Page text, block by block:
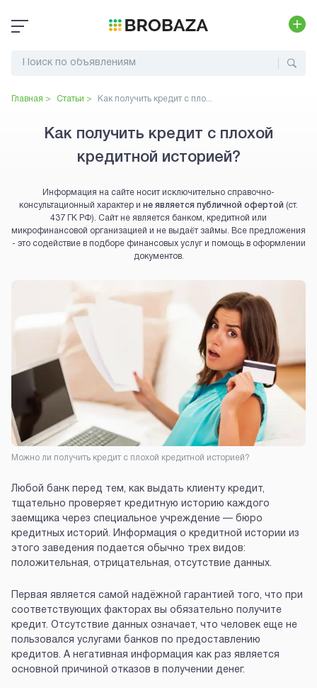
Главная > Статьи > Как получить кредит с пло...
Как получить кредит с плохой
кредитной историей?
Информация на сайте носит исключительно справочно-
консультационный характер и не является публичной офертой (ст.
437 ГК РФ). Сайт не является банком, кредитной или
микрофинансовой организацией и не выдаёт займы. Все предложения
- это содействие в подборе финансовых услуг и помощь в оформлении
документов.
Можно ли получить кредит с плохой кредитной историей?
Любой банк перед тем, как выдать клиенту кредит,
тщательно проверяет кредитную историю каждого
заемщика через специальное учреждение — бюро
кредитных историй. Информация о кредитной истории из
этого заведения подается обычно трех видов:
положительная, отрицательная, отсутствие данных.
Первая является самой надёжной гарантией того, что при
соответствующих факторах вы обязательно получите
кредит. Отсутствие данных означает, что человек еще не
пользовался услугами банков по предоставлению
кредитов. А негативная информация как раз является
основной причиной отказов в получении денег.